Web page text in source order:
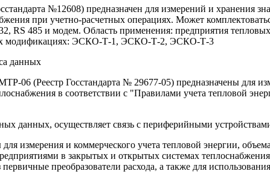
№12608) предназначен для измерений и хранения
при учетно-расчетных операциях. Может
RS 485 и модем. Область применения: предприятия
модификациях: ЭСКО-Т-1, ЭСКО-Т-2, ЭСКО-Т-3
данных
06 (Реестр Госстандарта № 29677-05) предназначены для
в соответствии с "Правилами учета тепловой
данных, осуществляет связь с периферийными
измерения и коммерческого учета тепловой энергии,
в закрытых и открытых системах
преобразователи расхода, а также для